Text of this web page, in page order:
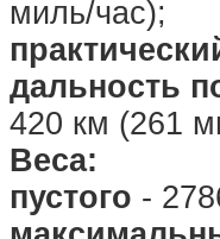
миль/час);
дальность
420 км (261
Веса:
пустого -